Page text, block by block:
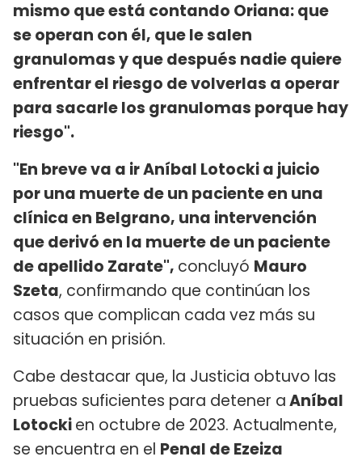
mismo que está contando Oriana: que
se operan con él, que le salen
granulomas y que después nadie quiere
enfrentar el riesgo de volverlas a operar
para sacarle los granulomas porque hay
riesgo".
"En breve va a ir Aníbal Lotocki a juicio
por una muerte de un paciente en una
clínica en Belgrano, una intervención
que derivó en la muerte de un paciente
de apellido Zarate", concluyó Mauro
Szeta, confirmando que continúan los
casos que complican cada vez más su
situación en prisión.
Cabe destacar que, la Justicia obtuvo las
pruebas suficientes para detener aAníbal
Lotockien octubre de 2023. Actualmente,
se encuentra en el Penal de Ezeiza